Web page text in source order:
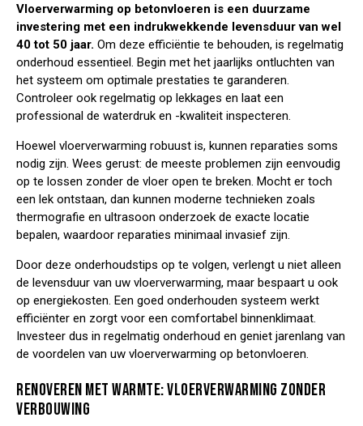
Vloerverwarming op betonvloeren is een duurzame
investering met een indrukwekkende levensduur van wel
40 tot 50 jaar. Om deze efficiëntie te behouden, is regelmatig
onderhoud essentieel. Begin met het jaarlijks ontluchten van
het systeem om optimale prestaties te garanderen.
Controleer ook regelmatig op lekkages en laat een
professional de waterdruk en -kwaliteit inspecteren.
Hoewel vloerverwarming robuust is, kunnen reparaties soms
nodig zijn. Wees gerust: de meeste problemen zijn eenvoudig
op te lossen zonder de vloer open te breken. Mocht er toch
een lek ontstaan, dan kunnen moderne technieken zoals
thermografie en ultrasoon onderzoek de exacte locatie
bepalen, waardoor reparaties minimaal invasief zijn.
Door deze onderhoudstips op te volgen, verlengt u niet alleen
de levensduur van uw vloerverwarming, maar bespaart u ook
op energiekosten. Een goed onderhouden systeem werkt
efficiënter en zorgt voor een comfortabel binnenklimaat.
Investeer dus in regelmatig onderhoud en geniet jarenlang van
de voordelen van uw vloerverwarming op betonvloeren.
RENOVEREN MET WARMTE: VLOERVERWARMING ZONDER
VERBOUWING